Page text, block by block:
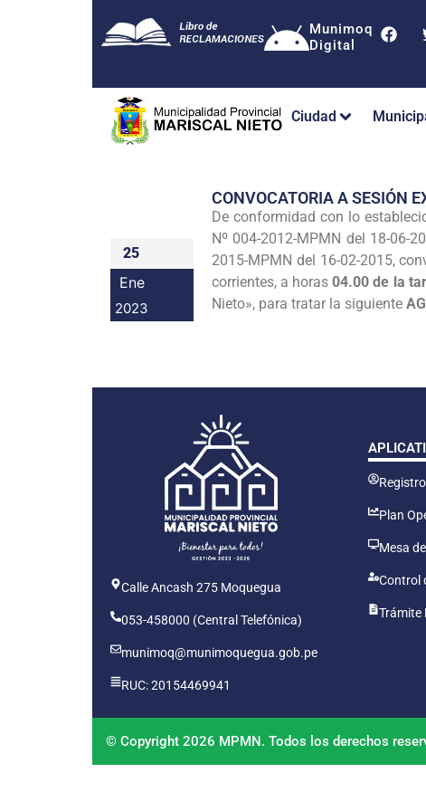
Munimoq
Digital
Ciudad
25
Ene
2023
CONVOCATORIA A SESIÓN
De conformidad con lo
Nº 004-2012-MPMN del 18-06-
2015-MPMN del 16-02-2015,
corrientes, a horas04.00 de la
Nieto», para tratar la siguiente
Calle Ancash 275 Moquegua
053-458000 (Central Telefónica)
munimoq@munimoquegua.gob.pe
RUC: 20154469941
Registro
Plan
Mesa
Control
Trámite
© Copyright 2026 MPMN. Todos los derechos